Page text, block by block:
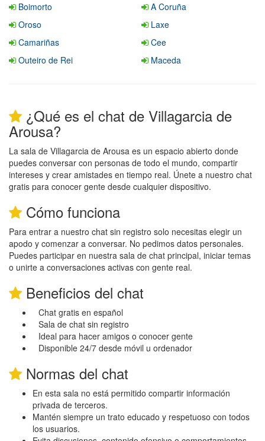
Boimorto
A Coruña
Oroso
Laxe
Camariñas
Cee
Outeiro de Rei
Maceda
¿Qué es el chat de Villagarcia de
Arousa?
La sala de Villagarcia de Arousa es un espacio abierto donde
puedes conversar con personas de todo el mundo, compartir
intereses y crear amistades en tiempo real. Únete a nuestro chat
gratis para conocer gente desde cualquier dispositivo.
Cómo funciona
Para entrar a nuestro chat sin registro solo necesitas elegir un
apodo y comenzar a conversar. No pedimos datos personales.
Puedes participar en nuestra sala de chat principal, iniciar temas
o unirte a conversaciones activas con gente real.
Beneficios del chat
Chat gratis en español
Sala de chat sin registro
Ideal para hacer amigos o conocer gente
Disponible 24/7 desde móvil u ordenador
Normas del chat
En esta sala no está permitido compartir información
privada de terceros.
Mantén siempre un trato educado y respetuoso con todos
los usuarios.